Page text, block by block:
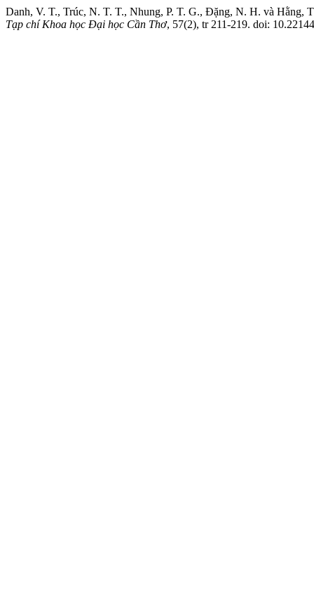
Danh, V. T., Trúc, N. T. T., Nhung, P. T. G., Đặng, N. H. và Hằng,
Tạp chí Khoa học Đại học Cần Thơ, 57(2), tr 211-219. doi: